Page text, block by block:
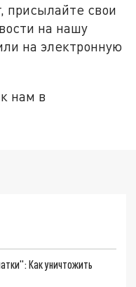
присылайте свои
на нашу
на электронную
нам в
Как уничтожить